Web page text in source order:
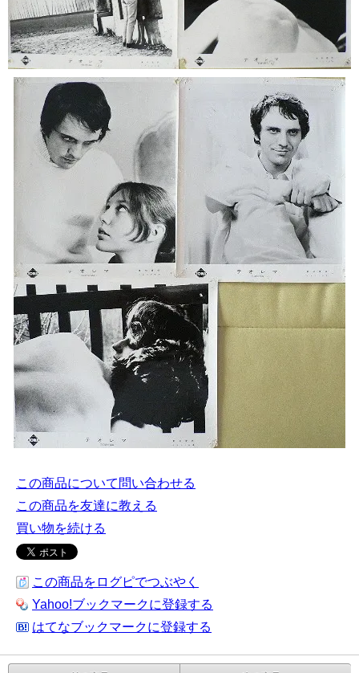
この商品について問い合わせる
この商品を友達に教える
買い物を続ける
この商品をログピでつぶやく
Yahoo!ブックマークに登録する
はてなブックマークに登録する